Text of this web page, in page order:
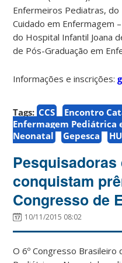
Enfermeiros Pediatras,
Cuidado em Enfermagem
do Hospital Infantil Joana
de Pós-Graduação em
Informações e inscrições:
Tags: CCS
Encontro
Enfermagem Pediátrica
Neonatal
Gepesca HU
Pesquisadoras
conquistam
Congresso de
10/11/2015 08:02
O 6º Congresso Brasileiro